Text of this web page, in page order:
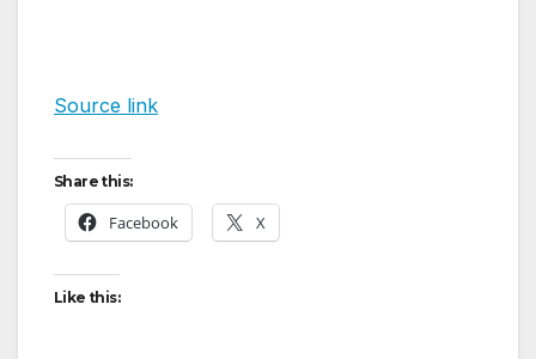
Source link
Share this:
Facebook X
Like this: